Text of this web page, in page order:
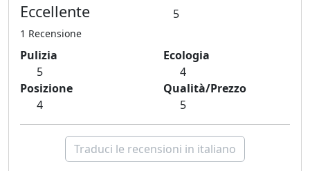
Eccellente 5
1 Recensione
Pulizia
5
Ecologia
4
Posizione
4
Qualità/Prezzo
5
Traduci le recensioni in italiano